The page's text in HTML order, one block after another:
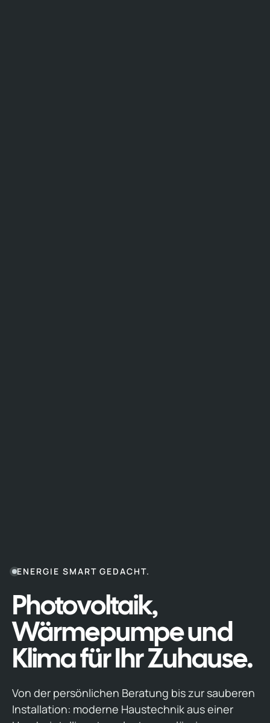
ENERGIE SMART GEDACHT.
Photovoltaik,
Wärmepumpe und
Klima für Ihr Zuhause.
Von der persönlichen Beratung bis zur sauberen
Installation: moderne Haustechnik aus einer